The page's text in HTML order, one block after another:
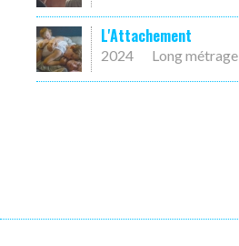
L'Attachement
2024 Long métrage